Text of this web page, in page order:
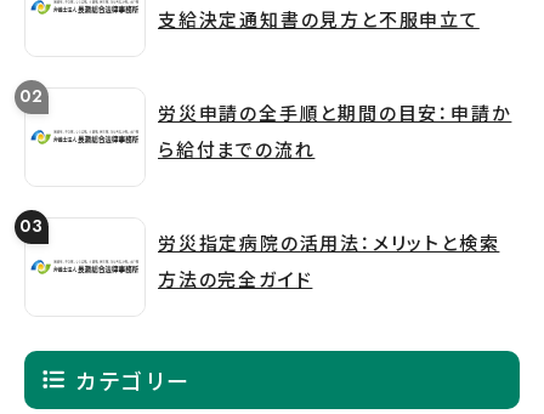
支給決定通知書の見方と不服申立て
労災申請の全手順と期間の目安：申請か
ら給付までの流れ
労災指定病院の活用法：メリットと検索
方法の完全ガイド
カテゴリー